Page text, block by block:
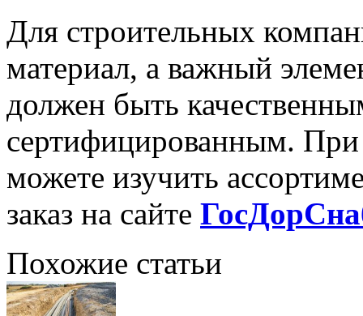
Для строительных
материал, а важный
должен быть
сертифицированным. При
можете изучить
заказ на сайте
Похожие статьи